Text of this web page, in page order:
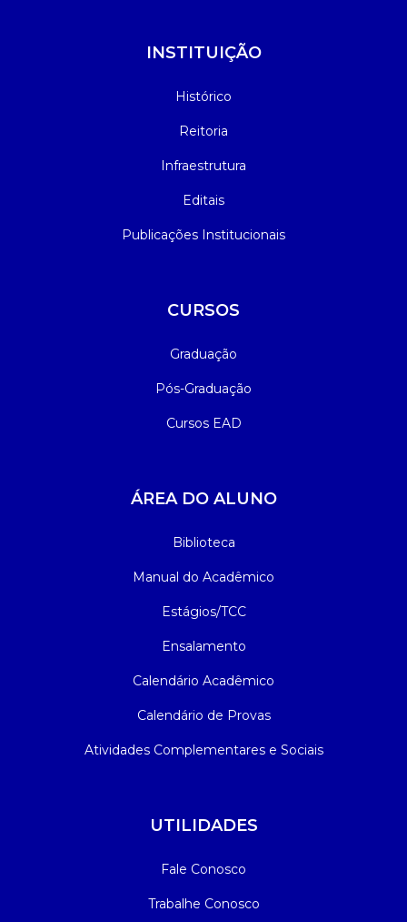
INSTITUIÇÃO
Histórico
Reitoria
Infraestrutura
Editais
Publicações Institucionais
CURSOS
Graduação
Pós-Graduação
Cursos EAD
ÁREA DO ALUNO
Biblioteca
Manual do Acadêmico
Estágios/TCC
Ensalamento
Calendário Acadêmico
Calendário de Provas
Atividades Complementares e Sociais
UTILIDADES
Fale Conosco
Trabalhe Conosco